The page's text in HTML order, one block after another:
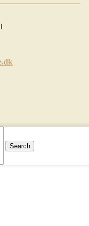
Search